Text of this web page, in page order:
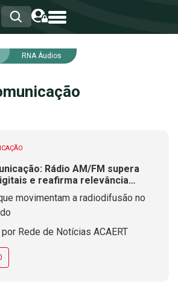
RNA Áudios
Rádio AM/FM supera
e reafirma relevância
movimentam a radiodifusão no
Rede de Notícias ACAERT